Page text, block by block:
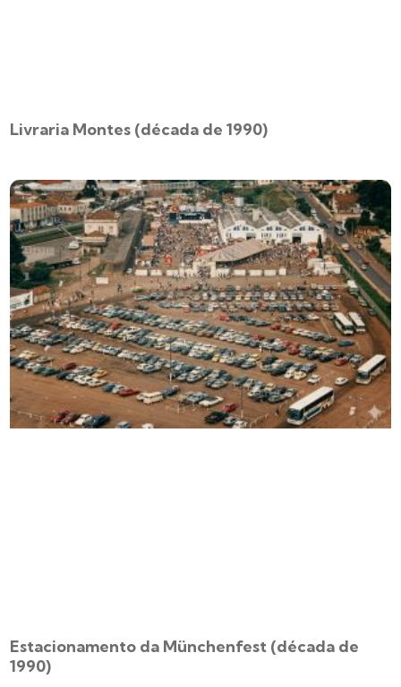
Livraria Montes (década de 1990)
Estacionamento da Münchenfest (década de
1990)